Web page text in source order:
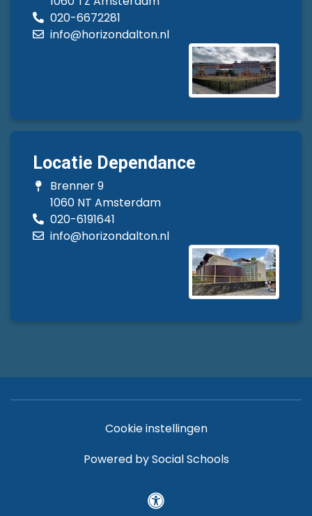
020-6672281
info@horizondalton.nl
Locatie Dependance
Brenner 9
1060 NT Amsterdam
020-6191641
info@horizondalton.nl
Cookie instellingen
Powered bySocial Schools